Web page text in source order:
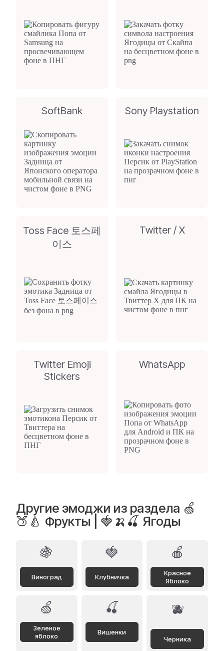
SoftBank Sony Playstation
Toss Face 토스페
이스
Twitter / X
Twitter Emoji
Stickers
WhatsApp
Другие эмоджи из раздела 🍏
🍑🍐 Фрукты | 🍓🍌🍒 Ягоды
🍇
Виноград
🍓
Клубничка
🍎
Красное
Яблоко
🍏
Зеленое
яблоко
🍒
Вишенки
🫐
Черника